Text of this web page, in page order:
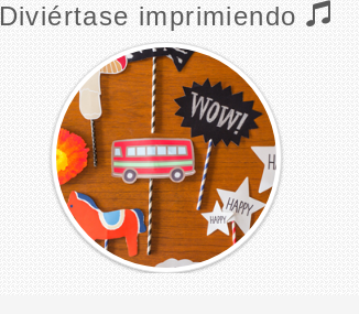
Diviértase imprimiendo